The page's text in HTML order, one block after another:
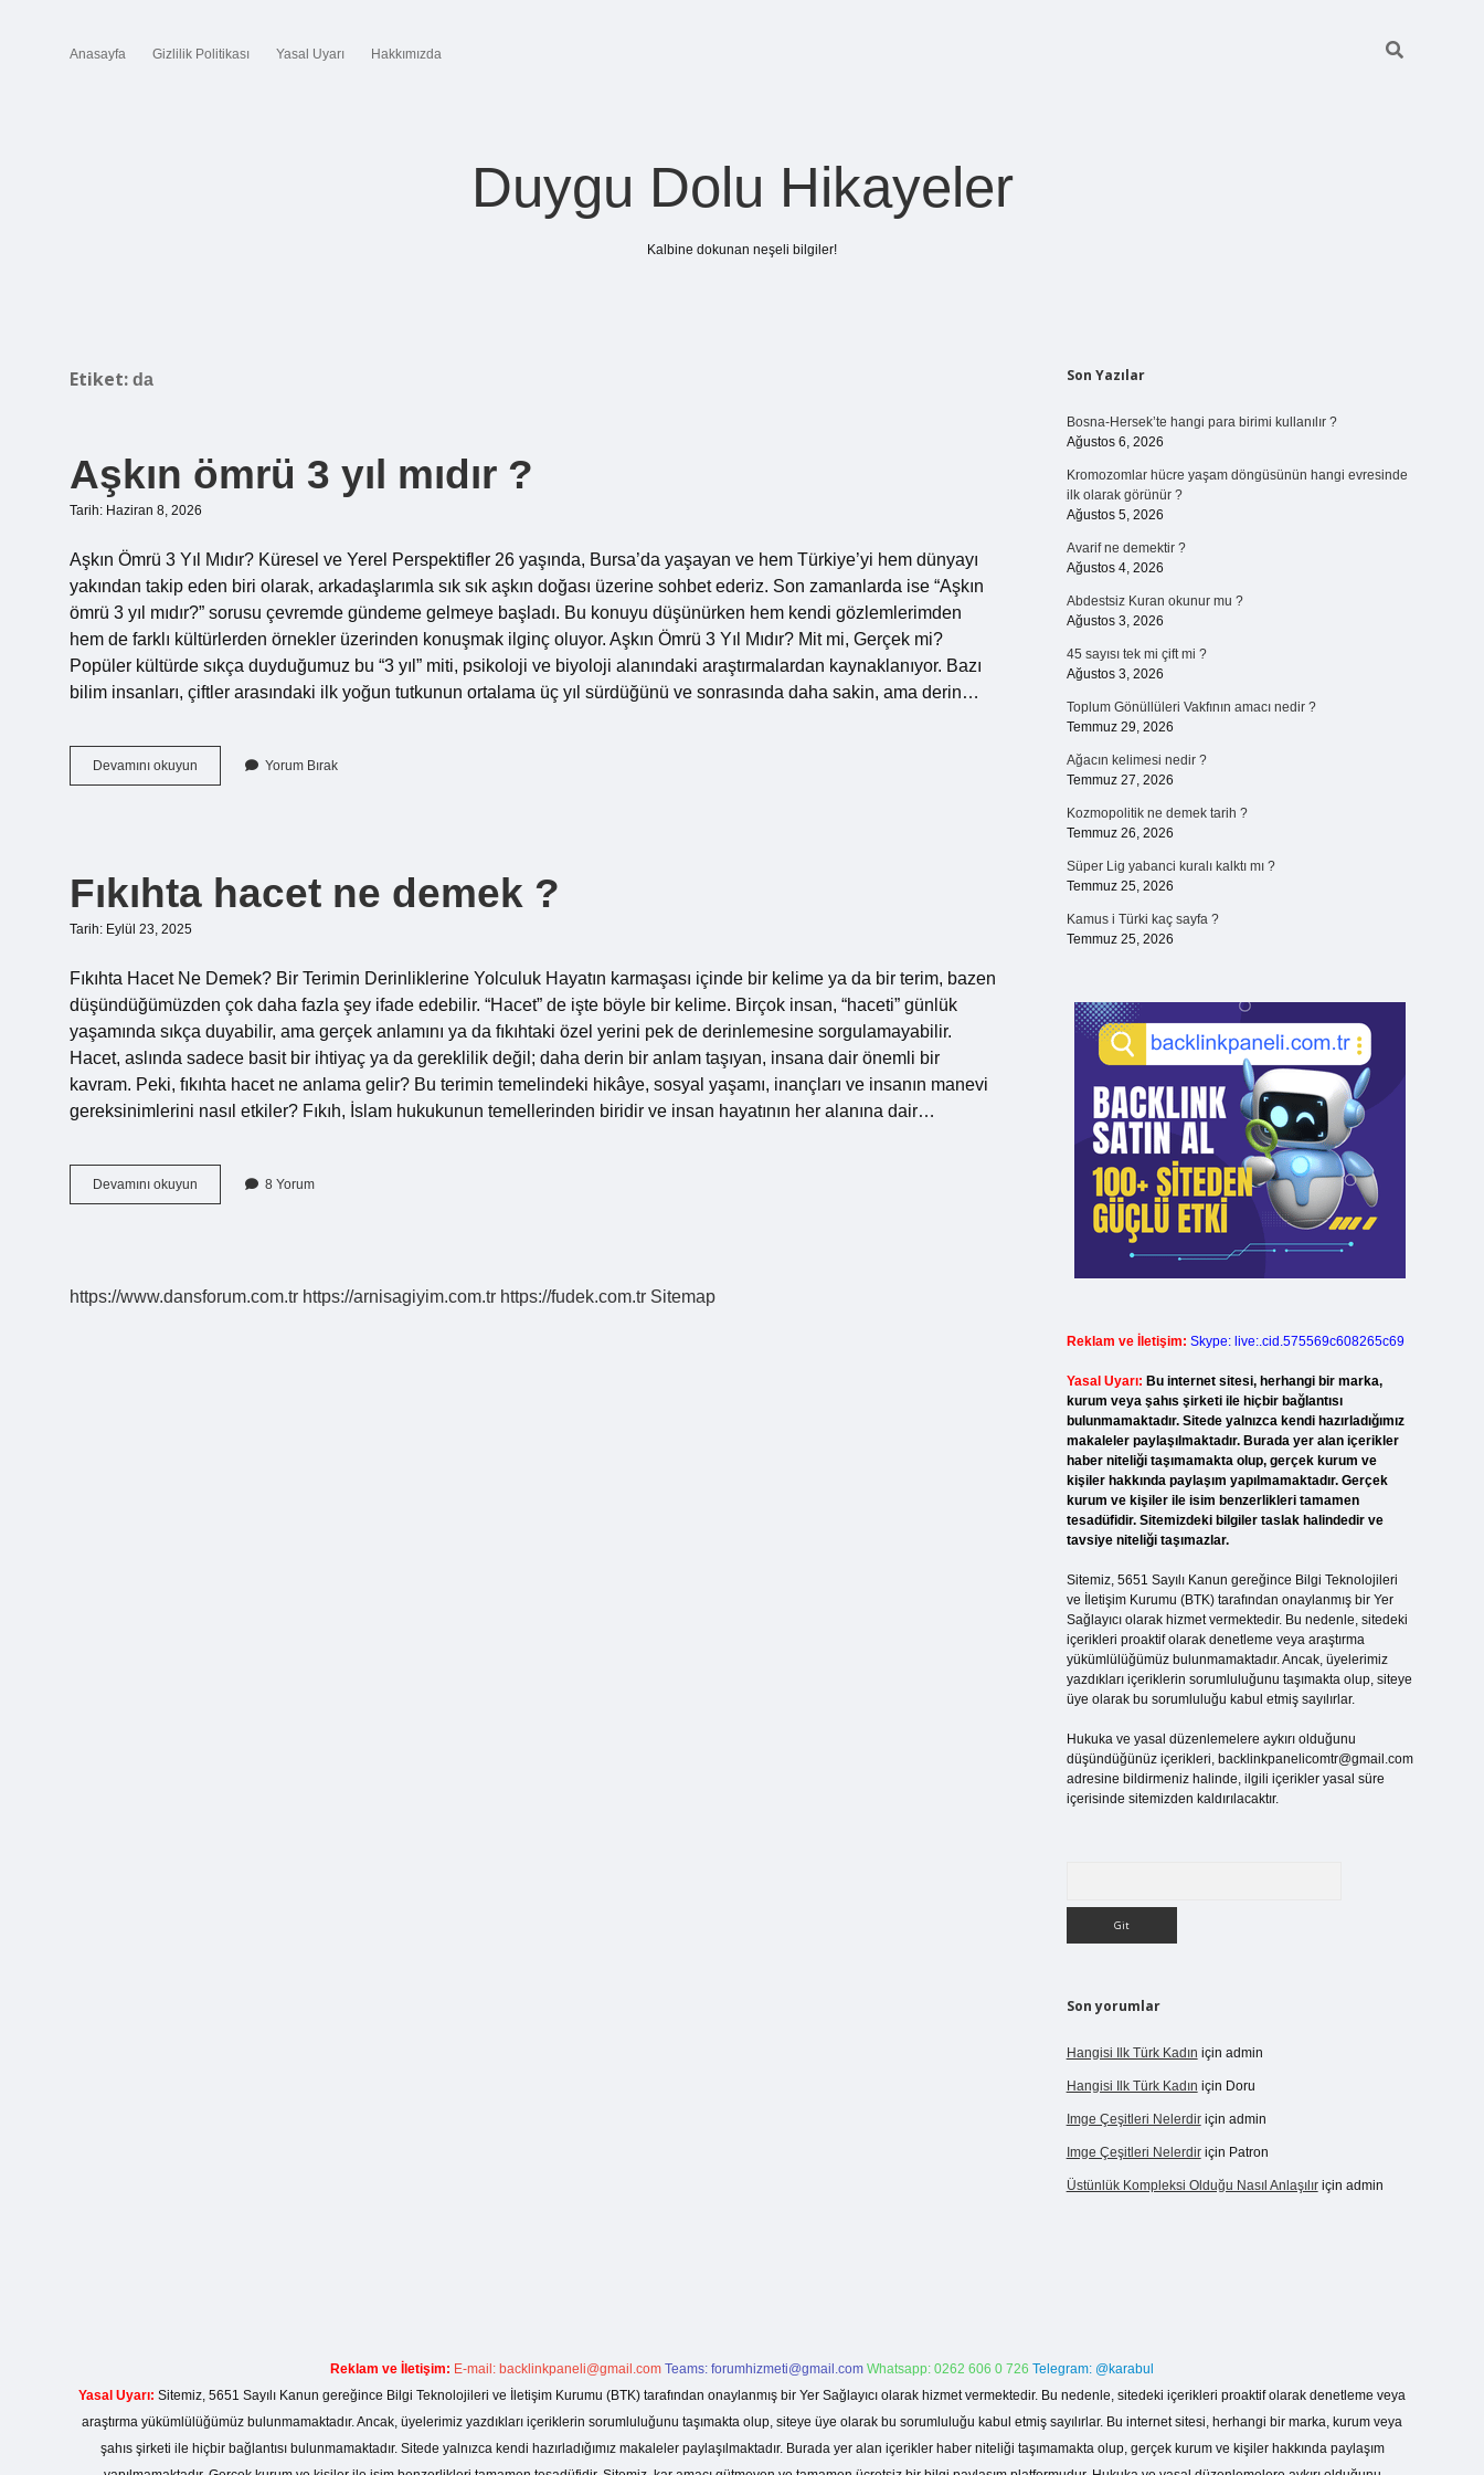
Anasayfa Gizlilik Politikası Yasal Uyarı Hakkımızda
Duygu Dolu Hikayeler
Kalbine dokunan neşeli bilgiler!
Etiket: da
Aşkın ömrü 3 yıl mıdır ?
Tarih: Haziran 8, 2026
Aşkın Ömrü 3 Yıl Mıdır? Küresel ve Yerel Perspektifler 26 yaşında, Bursa’da yaşayan ve hem Türkiye’yi hem dünyayı
yakından takip eden biri olarak, arkadaşlarımla sık sık aşkın doğası üzerine sohbet ederiz. Son zamanlarda ise “Aşkın
ömrü 3 yıl mıdır?” sorusu çevremde gündeme gelmeye başladı. Bu konuyu düşünürken hem kendi gözlemlerimden
hem de farklı kültürlerden örnekler üzerinden konuşmak ilginç oluyor. Aşkın Ömrü 3 Yıl Mıdır? Mit mi, Gerçek mi?
Popüler kültürde sıkça duyduğumuz bu “3 yıl” miti, psikoloji ve biyoloji alanındaki araştırmalardan kaynaklanıyor. Bazı
bilim insanları, çiftler arasındaki ilk yoğun tutkunun ortalama üç yıl sürdüğünü ve sonrasında daha sakin, ama derin…
Devamını okuyun
ömrü
Yorum Bırak
Fıkıhta hacet ne demek ?
Tarih: Eylül 23, 2025
Fıkıhta Hacet Ne Demek? Bir Terimin Derinliklerine Yolculuk Hayatın karmaşası içinde bir kelime ya da bir terim, bazen
düşündüğümüzden çok daha fazla şey ifade edebilir. “Hacet” de işte böyle bir kelime. Birçok insan, “haceti” günlük
yaşamında sıkça duyabilir, ama gerçek anlamını ya da fıkıhtaki özel yerini pek de derinlemesine sorgulamayabilir.
Hacet, aslında sadece basit bir ihtiyaç ya da gereklilik değil; daha derin bir anlam taşıyan, insana dair önemli bir
kavram. Peki, fıkıhta hacet ne anlama gelir? Bu terimin temelindeki hikâye, sosyal yaşamı, inançları ve insanın manevi
gereksinimlerini nasıl etkiler? Fıkıh, İslam hukukunun temellerinden biridir ve insan hayatının her alanına dair…
Devamını okuyun
hacet
8 Yorum
https://www.dansforum.com.tr https://arnisagiyim.com.tr https://fudek.com.tr Sitemap
Sidebar
Son Yazılar
Bosna-Hersek’te hangi para birimi kullanılır ?
Ağustos 6, 2026
Kromozomlar hücre yaşam döngüsünün hangi evresinde
ilk olarak görünür ?
Ağustos 5, 2026
Avarif ne demektir ?
Ağustos 4, 2026
Abdestsiz Kuran okunur mu ?
Ağustos 3, 2026
45 sayısı tek mi çift mi ?
Ağustos 3, 2026
Toplum Gönüllüleri Vakfının amacı nedir ?
Temmuz 29, 2026
Ağacın kelimesi nedir ?
Temmuz 27, 2026
Kozmopolitik ne demek tarih ?
Temmuz 26, 2026
Süper Lig yabanci kuralı kalktı mı ?
Temmuz 25, 2026
Kamus i Türki kaç sayfa ?
Temmuz 25, 2026
Reklam ve İletişim: Skype: live:.cid.575569c608265c69
Yasal Uyarı: Bu internet sitesi, herhangi bir marka,
kurum veya şahıs şirketi ile hiçbir bağlantısı
bulunmamaktadır. Sitede yalnızca kendi hazırladığımız
makaleler paylaşılmaktadır. Burada yer alan içerikler
haber niteliği taşımamakta olup, gerçek kurum ve
kişiler hakkında paylaşım yapılmamaktadır. Gerçek
kurum ve kişiler ile isim benzerlikleri tamamen
tesadüfidir. Sitemizdeki bilgiler taslak halindedir ve
tavsiye niteliği taşımazlar.
Sitemiz, 5651 Sayılı Kanun gereğince Bilgi Teknolojileri
ve İletişim Kurumu (BTK) tarafından onaylanmış bir Yer
Sağlayıcı olarak hizmet vermektedir. Bu nedenle, sitedeki
içerikleri proaktif olarak denetleme veya araştırma
yükümlülüğümüz bulunmamaktadır. Ancak, üyelerimiz
yazdıkları içeriklerin sorumluluğunu taşımakta olup, siteye
üye olarak bu sorumluluğu kabul etmiş sayılırlar.
Hukuka ve yasal düzenlemelere aykırı olduğunu
düşündüğünüz içerikleri, backlinkpanelicomtr@gmail.com
adresine bildirmeniz halinde, ilgili içerikler yasal süre
içerisinde sitemizden kaldırılacaktır.
Son yorumlar
Hangisi Ilk Türk Kadın için admin
Hangisi Ilk Türk Kadın için Doru
Imge Çeşitleri Nelerdiriçin admin
Imge Çeşitleri Nelerdiriçin Patron
Üstünlük Kompleksi Olduğu Nasıl Anlaşılıriçin admin
ilbet girişhttps://betexpergiris.casino/
Reklam ve İletişim: E-mail: backlinkpaneli@gmail.com Teams: forumhizmeti@gmail.com Whatsapp: 0262 606 0 726 Telegram: @karabul
Yasal Uyarı: Sitemiz, 5651 Sayılı Kanun gereğince Bilgi Teknolojileri ve İletişim Kurumu (BTK) tarafından onaylanmış bir Yer Sağlayıcı olarak hizmet vermektedir. Bu nedenle, sitedeki içerikleri proaktif olarak denetleme veya
araştırma yükümlülüğümüz bulunmamaktadır. Ancak, üyelerimiz yazdıkları içeriklerin sorumluluğunu taşımakta olup, siteye üye olarak bu sorumluluğu kabul etmiş sayılırlar. Bu internet sitesi, herhangi bir marka, kurum veya
şahıs şirketi ile hiçbir bağlantısı bulunmamaktadır. Sitede yalnızca kendi hazırladığımız makaleler paylaşılmaktadır. Burada yer alan içerikler haber niteliği taşımamakta olup, gerçek kurum ve kişiler hakkında paylaşım